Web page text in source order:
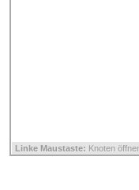
Linke Maustaste: Knoten